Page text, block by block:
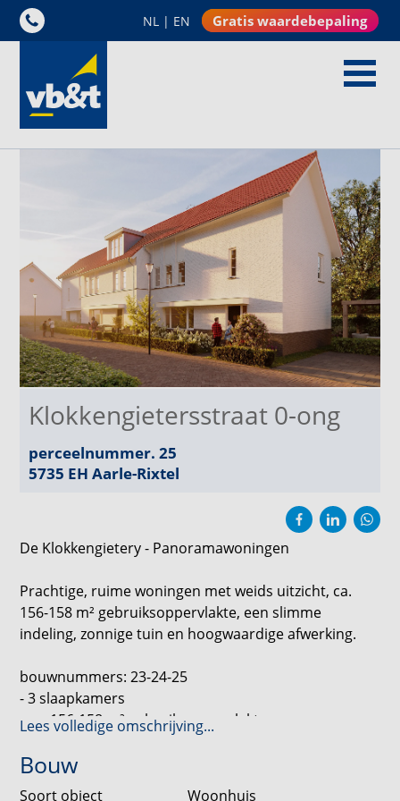
NL | EN Gratis waardebepaling
Klokkengietersstraat 0-ong
perceelnummer. 25
5735 EH Aarle-Rixtel
De Klokkengietery - Panoramawoningen
Prachtige, ruime woningen met weids uitzicht, ca.
156-158 m² gebruiksoppervlakte, een slimme
indeling, zonnige tuin en hoogwaardige afwerking.
bouwnummers: 23-24-25
- 3 slaapkamers
- ca. 156-158 m² gebruiksoppervlakte
- ca. 171-299 m² perceeloppervlakte
- eigen parkeerplaats
Lees volledige omschrijving...
Bouw
Soort object
Woonhuis